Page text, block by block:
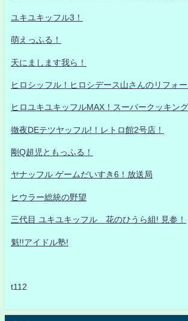
ユキユキッフル3！
萌えっふる！
天にまします我ら！
ヒロシッフル！ヒロシデース山さんのリフォー
ヒロユキユキッフルMAX！スーパークッキング
徹夜DEテツヤッフル!！レトロ館2号店！
剛Q超児ともっふる！
ヤナッフル ゲームだいすき6！放送局
ヒウラー総統の野望
三代目 ユキユキッフル 花のひうら組! 見参！
魁!!アイドル塾!
t112